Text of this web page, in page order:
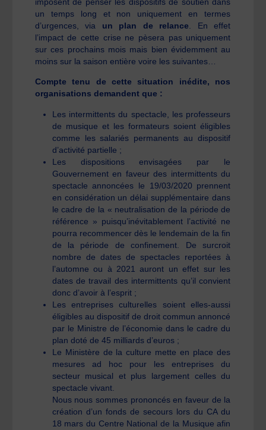
un temps long et non uniquement en termes
d’urgences, via un plan de relance . En effet
l’impact de cette crise ne pèsera pas uniquement
sur ces prochains mois mais bien évidemment au
moins sur la saison entière voire les suivantes…
Compte tenu de cette situation inédite, nos
organisations demandent que :
Les intermittents du spectacle, les professeurs
de musique et les formateurs soient éligibles
comme les salariés permanents au dispositif
d’activité partielle ;
Les dispositions envisagées par le
Gouvernement en faveur des intermittents du
spectacle annoncées le 19/03/2020 prennent
en considération un délai supplémentaire dans
le cadre de la « neutralisation de la période de
référence » puisqu’inévitablement l’activité ne
pourra recommencer dès le lendemain de la fin
de la période de confinement. De surcroit
nombre de dates de spectacles reportées à
l’automne ou à 2021 auront un effet sur les
dates de travail des intermittents qu’il convient
donc d’avoir à l’esprit ;
Les entreprises culturelles soient elles-aussi
éligibles au dispositif de droit commun annoncé
par le Ministre de l’économie dans le cadre du
plan doté de 45 milliards d’euros ;
Le Ministère de la culture mette en place des
mesures ad hoc pour les entreprises du
secteur musical et plus largement celles du
spectacle vivant.
Nous nous sommes prononcés en faveur de la
création d’un fonds de secours lors du CA du
18 mars du Centre National de la Musique afin